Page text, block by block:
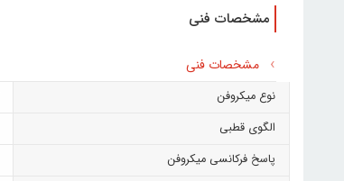
مشخصات فنی
مشخصات فنی
نوع میکروفن
الگوی قطبی
پاسخ فرکانسی میکروفن